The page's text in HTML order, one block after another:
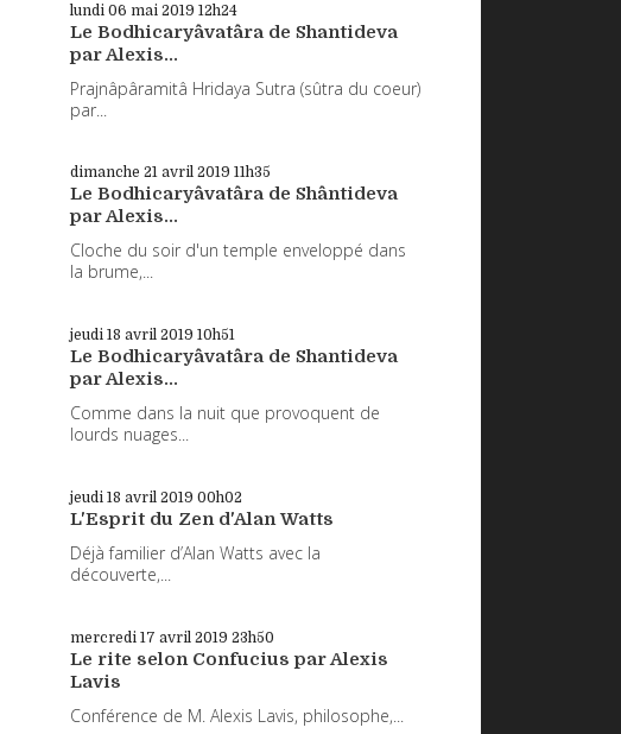
lundi 06 mai 2019 12h24
Le Bodhicaryâvatâra de Shantideva
par Alexis...
Prajnâpâramitâ Hridaya Sutra (sûtra du coeur)
par...
dimanche 21 avril 2019 11h35
Le Bodhicaryâvatâra de Shântideva
par Alexis...
Cloche du soir d'un temple enveloppé dans
la brume,...
jeudi 18 avril 2019 10h51
Le Bodhicaryâvatâra de Shantideva
par Alexis...
Comme dans la nuit que provoquent de
lourds nuages...
jeudi 18 avril 2019 00h02
L'Esprit du Zen d'Alan Watts
Déjà familier d’Alan Watts avec la
découverte,...
mercredi 17 avril 2019 23h50
Le rite selon Confucius par Alexis
Lavis
Conférence de M. Alexis Lavis, philosophe,...